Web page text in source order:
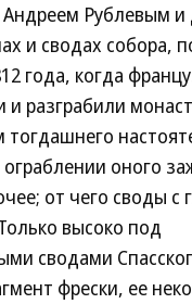
Рублевым
и сводах собора,
года, когда
и разграбили
оного
от чего своды с
высоко под
сводами
фрески, ее